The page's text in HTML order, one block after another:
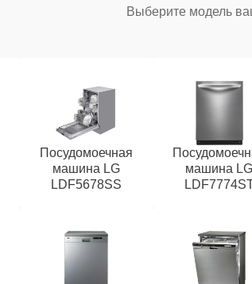
Выберите модель
Посудомоечная
машина LG
LDF5678SS
машина LG